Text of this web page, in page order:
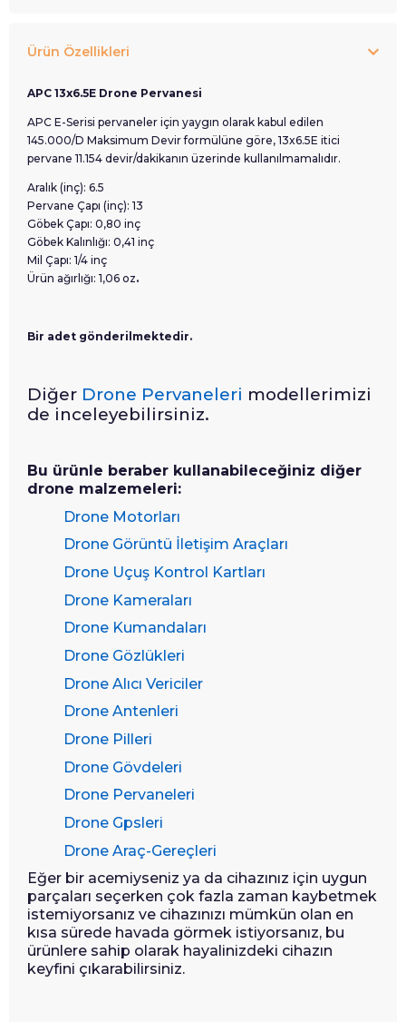
Ürün Özellikleri
APC 13x6.5E Drone Pervanesi
APC E-Serisi pervaneler için yaygın olarak kabul edilen
145.000/D Maksimum Devir formülüne göre, 13x6.5E itici
pervane 11.154 devir/dakikanın üzerinde kullanılmamalıdır.
Aralık (inç): 6.5
Pervane Çapı (inç): 13
Göbek Çapı: 0,80 inç
Göbek Kalınlığı: 0,41 inç
Mil Çapı: 1/4 inç
Ürün ağırlığı: 1,06 oz.
Bir adet gönderilmektedir.
Diğer Drone Pervaneleri modellerimizi
de inceleyebilirsiniz.
Bu ürünle beraber kullanabileceğiniz diğer
drone malzemeleri:
Drone Motorları
Drone Görüntü İletişim Araçları
Drone Uçuş Kontrol Kartları
Drone Kameraları
Drone Kumandaları
Drone Gözlükleri
Drone Alıcı Vericiler
Drone Antenleri
Drone Pilleri
Drone Gövdeleri
Drone Pervaneleri
Drone Gpsleri
Drone Araç-Gereçleri
Eğer bir acemiyseniz ya da cihazınız için uygun
parçaları seçerken çok fazla zaman kaybetmek
istemiyorsanız ve cihazınızı mümkün olan en
kısa sürede havada görmek istiyorsanız, bu
ürünlere sahip olarak hayalinizdeki cihazın
keyfini çıkarabilirsiniz.